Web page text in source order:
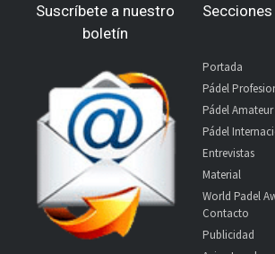
Suscríbete a nuestro
boletín
Secciones
Portada
Pádel
Pádel Amateur
Pádel
Entrevistas
Material
World Padel
Contacto
Publicidad